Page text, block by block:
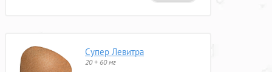
Супер Левитра
20 + 60 мг